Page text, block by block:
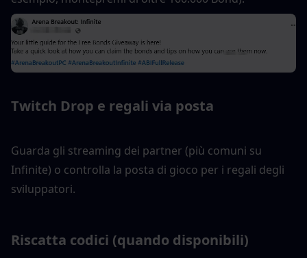
Twitch Drop e regali via posta
Guarda gli streaming dei partner (più comuni su
Infinite) o controlla la posta di gioco per i regali degli
sviluppatori.
Riscatta codici (quando disponibili)